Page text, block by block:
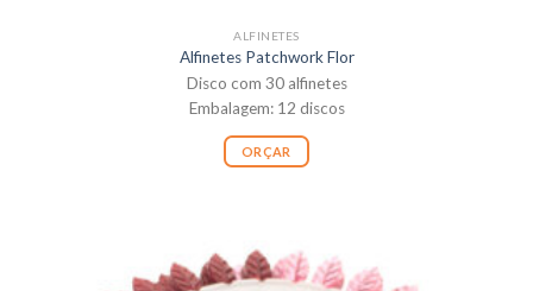
ALFINETES
Alfinetes Patchwork Flor
Disco com 30 alfinetes
Embalagem: 12 discos
ORÇAR